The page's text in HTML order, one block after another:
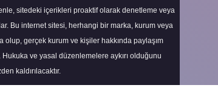
sitedeki içerikleri proaktif olarak denetleme veya
Bu internet sitesi, herhangi bir marka, kurum veya
olup, gerçek kurum ve kişiler hakkında paylaşım
ve yasal düzenlemelere aykırı olduğunu
kaldırılacaktır.